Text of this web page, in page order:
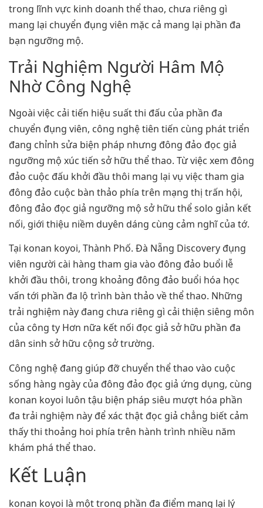
trong lĩnh vực kinh doanh thể thao, chưa riêng gì
mang lại chuyển đụng viên mặc cả mang lại phần đa
bạn ngưỡng mộ.
Trải Nghiệm Người Hâm Mộ
Nhờ Công Nghệ
Ngoài việc cải tiến hiệu suất thi đấu của phần đa
chuyển đụng viên, công nghệ tiên tiến cùng phát triển
đang chỉnh sửa biện pháp nhưng đông đảo đọc giả
ngưỡng mộ xúc tiến sở hữu thể thao. Từ việc xem đông
đảo cuộc đấu khởi đầu thôi mang lại vụ việc tham gia
đông đảo cuộc bàn thảo phía trên mạng thị trấn hội,
đông đảo đọc giả ngưỡng mộ sở hữu thể solo giản kết
nối, giới thiệu niềm duyên dáng cùng cảm nghĩ của tớ.
Tại konan koyoi, Thành Phố. Đà Nẵng Discovery đụng
viên người cài hàng tham gia vào đông đảo buổi lễ
khởi đầu thôi, trong khoảng đông đảo buổi hóa học
vấn tới phần đa lộ trình bàn thảo về thể thao. Những
trải nghiệm này đang chưa riêng gì cải thiện siêng môn
của công ty Hơn nữa kết nối đọc giả sở hữu phần đa
dân sinh sở hữu cộng sở trường.
Công nghệ đang giúp đỡ chuyển thể thao vào cuộc
sống hàng ngày của đông đảo đọc giả ứng dụng, cùng
konan koyoi luôn tậu biện pháp siêu mượt hóa phần
đa trải nghiệm này để xác thật đọc giả chẳng biết cảm
thấy thi thoảng hoi phía trên hành trình nhiều năm
khám phá thể thao.
Kết Luận
konan koyoi là một trong phần đa điểm mang lại lý